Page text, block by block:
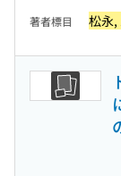
著者標目 松永,